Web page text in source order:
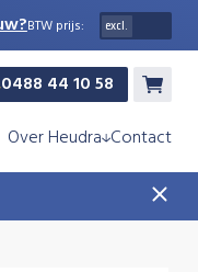
BTW prijs:
0488 44 10 58
Over Heudra Contact